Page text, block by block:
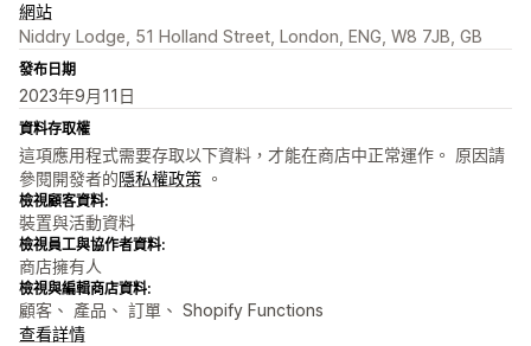
網站
Niddry Lodge, 51 Holland Street, London, ENG, W8 7JB, GB
發布日期
2023年9月11日
資料存取權
這項應用程式需要存取以下資料，才能在商店中正常運作。 原因請
參閱開發者的隱私權政策 。
檢視顧客資料:
裝置與活動資料
檢視員工與協作者資料:
商店擁有人
檢視與編輯商店資料:
顧客、 產品、 訂單、 Shopify Functions
查看詳情